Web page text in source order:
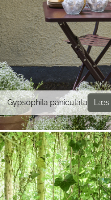
Gypsophila paniculata Læs